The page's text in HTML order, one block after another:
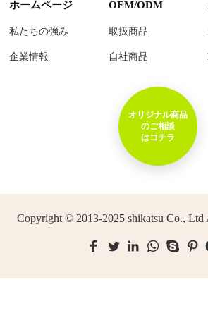
ホームページ
私たちの強み
企業情報
OEM/ODM
取扱商品
自社商品
オリジナル商品
のご相談
はコチラ
Copyright © 2013-2025 shikatsu Co., Ltd